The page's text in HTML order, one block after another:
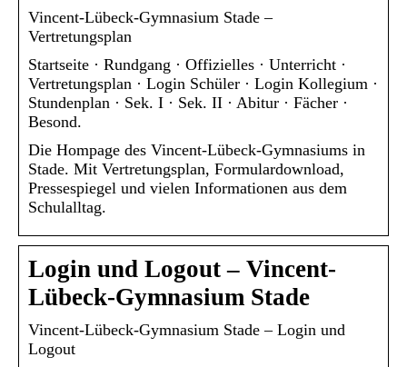
Vincent-Lübeck-Gymnasium Stade –
Vertretungsplan
Startseite · Rundgang · Offizielles · Unterricht ·
Vertretungsplan · Login Schüler · Login Kollegium ·
Stundenplan · Sek. I · Sek. II · Abitur · Fächer ·
Besond.
Die Hompage des Vincent-Lübeck-Gymnasiums in
Stade. Mit Vertretungsplan, Formulardownload,
Pressespiegel und vielen Informationen aus dem
Schulalltag.
Login und Logout – Vincent-
Lübeck-Gymnasium Stade
Vincent-Lübeck-Gymnasium Stade – Login und
Logout